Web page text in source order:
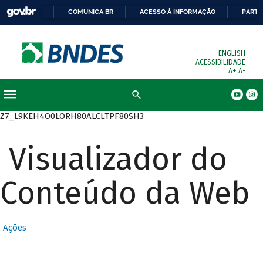
COMUNICA BR ACESSO À INFORMAÇÃO
ENGLISH
ACESSIBILIDADE
A+ A-
Z7_L9KEH4O0LORH80ALCLTPF80SH3
Visualizador do
Conteúdo da Web
Ações